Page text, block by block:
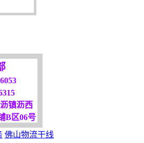
镇沥西
B区06号
佛山物流干线